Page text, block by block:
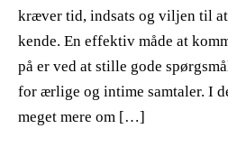
kræver tid, indsats og viljen til
kende. En effektiv måde at
på er ved at stille gode
for ærlige og intime samtaler. I
meget mere om […]